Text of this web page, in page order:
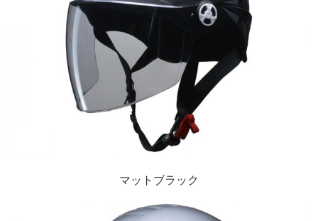
マットブラック